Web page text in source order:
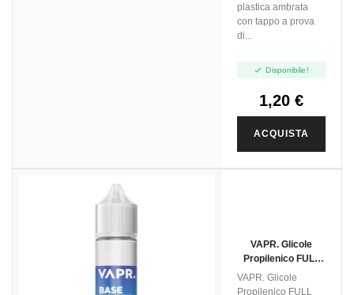
plastica ambrata
con tappo a prova
di...
 Disponibile!
1,20 €
ACQUISTA
VAPR. Glicole
Propilenico FULL
PG - 35ml In 60ml
VAPR. Glicole
Propilenico FULL